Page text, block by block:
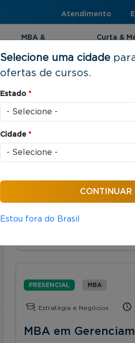
Atendimento
MBA &
Curta &
PRESENCIAL MBA
PRESENCIAL MBA
Estratégia e Negócios
MBA em
Selecione uma cidade
ofertas de cursos.
Estado *
Cidade *
Estou fora do Brasil